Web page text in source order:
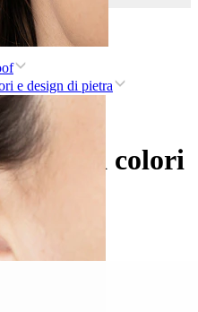
e design di pietra
diversi colori